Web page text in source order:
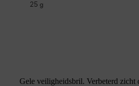
25 g
Gele veiligheidsbril. Verbeterd zicht